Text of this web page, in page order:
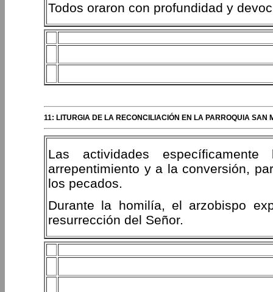
Todos oraron con profundidad y
11: LITURGIA DE LA RECONCILIACIÓN EN LA PARROQUIA SAN
Las actividades
arrepentimiento y a la conversión,
los pecados.
Durante la homilía, el arzobispo
resurrección del Señor.